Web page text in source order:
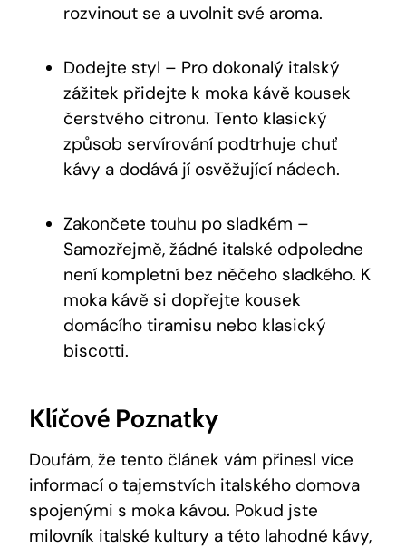
rozvinout se a uvolnit své aroma.
Dodejte styl – Pro dokonalý italský
zážitek přidejte k moka kávě kousek
čerstvého citronu. Tento klasický
způsob servírování podtrhuje chuť
kávy a dodává jí osvěžující nádech.
Zakončete touhu po sladkém –
Samozřejmě, žádné italské odpoledne
není kompletní bez něčeho sladkého. K
moka kávě si dopřejte kousek
domácího tiramisu nebo klasický
biscotti.
Klíčové Poznatky
Doufám, že tento článek vám přinesl více
informací o tajemstvích italského domova
spojenými s moka kávou. Pokud jste
milovník italské kultury a této lahodné kávy,